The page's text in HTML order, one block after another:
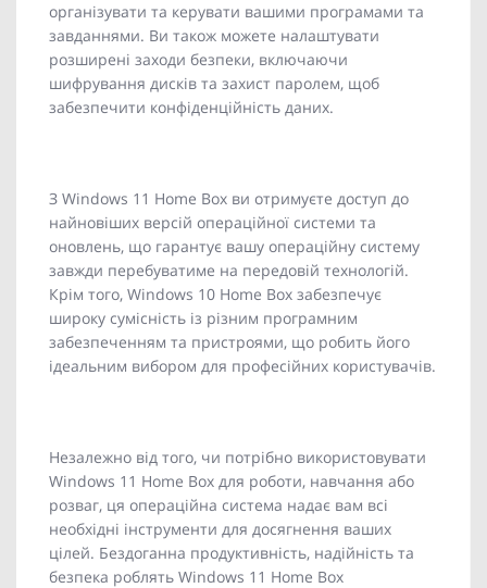
організувати та керувати вашими програмами та
завданнями. Ви також можете налаштувати
розширені заходи безпеки, включаючи
шифрування дисків та захист паролем, щоб
забезпечити конфіденційність даних.
З Windows 11 Home Box ви отримуєте доступ до
найновіших версій операційної системи та
оновлень, що гарантує вашу операційну систему
завжди перебуватиме на передовій технологій.
Крім того, Windows 10 Home Box забезпечує
широку сумісність із різним програмним
забезпеченням та пристроями, що робить його
ідеальним вибором для професійних користувачів.
Незалежно від того, чи потрібно використовувати
Windows 11 Home Box для роботи, навчання або
розваг, ця операційна система надає вам всі
необхідні інструменти для досягнення ваших
цілей. Бездоганна продуктивність, надійність та
безпека роблять Windows 11 Home Box